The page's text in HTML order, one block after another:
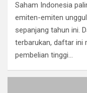
Saham Indonesia
emiten-emiten
sepanjang tahun ini.
terbarukan, daftar ini
pembelian tinggi…